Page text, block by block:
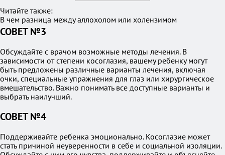
Читайте также:
В чем разница между аллохолом или холензимом
СОВЕТ №3
Обсуждайте с врачом возможные методы лечения. В
зависимости от степени косоглазия, вашему ребенку могут
быть предложены различные варианты лечения, включая
очки, специальные упражнения для глаз или хирургическое
вмешательство. Важно понимать все доступные варианты и
выбрать наилучший.
СОВЕТ №4
Поддерживайте ребенка эмоционально. Косоглазие может
стать причиной неуверенности в себе и социальной изоляции.